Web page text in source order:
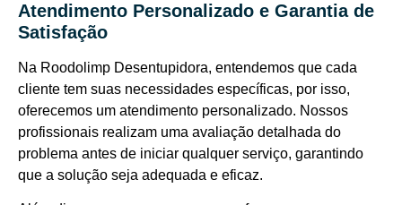
Atendimento Personalizado e Garantia de
Satisfação
Na Roodolimp Desentupidora, entendemos que cada
cliente tem suas necessidades específicas, por isso,
oferecemos um atendimento personalizado. Nossos
profissionais realizam uma avaliação detalhada do
problema antes de iniciar qualquer serviço, garantindo
que a solução seja adequada e eficaz.